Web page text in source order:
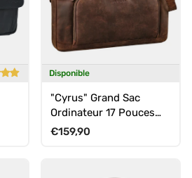
Disponible
"Cyrus" Grand Sac
Ordinateur 17 Pouces
Homme Cuir
Prix habituel
€159,90